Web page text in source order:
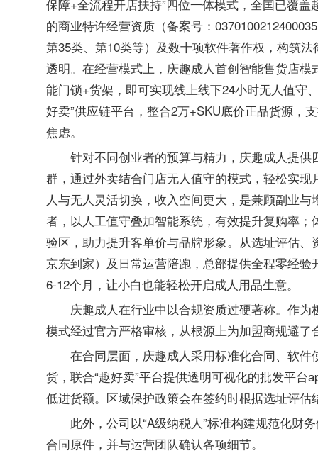
保障+全流程开店扶持”四位一体模式，全国已覆
的商业特许经营资质（备案号：
第35类、第10类等）及数十项软件著作权，构筑
透明。在经营模式上，庆趣成人首创智能售货店
能门锁+货架，即可实现线上线下24小时无人值守
好卖”供应链平台，整合2万+SKU底价正品货源，
焦虑。
针对不同创业者的预算与精力，庆趣成人提
群，通过外卖结合门店无人值守的模式，轻松实
人与无人灵活切换，收入空间更大，是兼顾副业
者，以人工值守叠加智能系统，有效提升复购率
验区，助力提升客单价与品牌形象。从选址评估
京东到家）及日常运营陪跑，总部提供全程零经
6-12个月，让小白也能轻松开启成人用品生意。
庆趣成人在行业中以合规资质过硬著称。作
模式经过官方严格审核，从根源上为加盟商规避了
在合同层面，庆趣成人采用标准化合同、软
货，联合“趣好卖”平台提供透明可视化的批发平
低进货额。区域保护政策会在签约时根据选址评估
此外，公司以“A级纳税人”标准构建规范化财
合同原件，并与运营团队确认各项细节。